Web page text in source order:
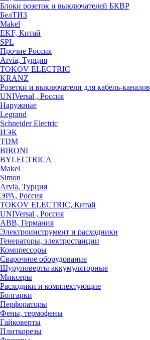
Блоки розеток и выключателей БКВР
БелТИЗ
Makel
EKF, Китай
SPL
Прочие Россия
Arvia, Турция
TOKOV ELECTRIC
KRANZ
Розетки и выключатели для кабель-каналов
UNIVersal , Россия
Наружные
Legrand
Schneider Electric
ИЭК
TDM
BIRONI
BYLECTRICA
Makel
Simon
Arvia, Турция
ЭРА, Россия
TOKOV ELECTRIC, Китай
UNIVersal , Россия
ABB, Германия
Электроинструмент и расходники
Генераторы, электростанции
Компрессоры
Сварочное оборудование
Шуруповерты аккумуляторные
Миксеры
Расходики и комплектующие
Болгарки
Перфораторы
Фены, термофены
Гайковерты
Плиткорезы